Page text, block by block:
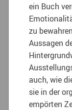
ein Buch
zu
Aussagen
auch, wie
sie in der
empörten